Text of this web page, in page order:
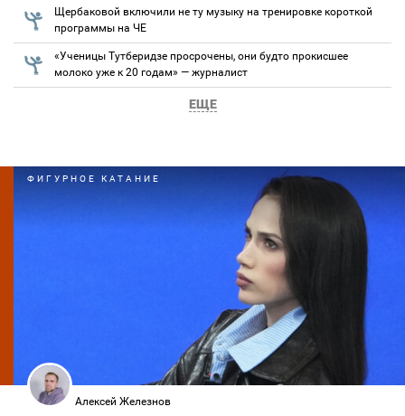
Щербаковой включили не ту музыку на тренировке короткой
программы на ЧЕ
«Ученицы Тутберидзе просрочены, они будто прокисшее
молоко уже к 20 годам» — журналист
ЕЩЕ
ФИГУРНОЕ КАТАНИЕ
Алексей Железнов